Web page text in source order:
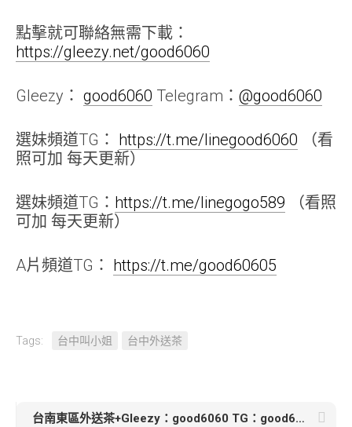
點擊就可聯絡無需下載：
https://gleezy.net/good6060
Gleezy： good6060 Telegram： @good6060
選妹頻道TG： https://t.me/linegood6060 （看
照可加 每天更新）
選妹頻道TG： https://t.me/linegogo589 （看照
可加 每天更新）
A片頻道TG： https://t.me/good60605
Tags: 台中叫小姐 台中外送茶
台南東區外送茶+Gleezy：good6060 TG：good6060【妍妍】156 42 A 22歲